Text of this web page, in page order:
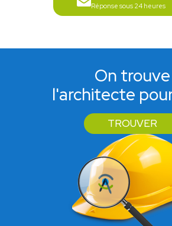
Réponse sous 24 heures
On trouve
l'architecte
TROUVER